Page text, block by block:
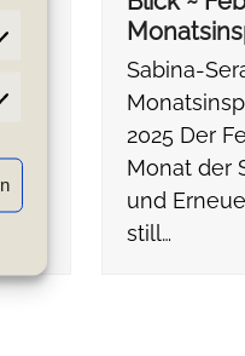
Sabina-
2025 Der
Monat der
und
still…